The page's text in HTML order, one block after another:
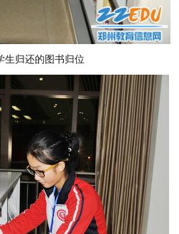
生归还的图书归位